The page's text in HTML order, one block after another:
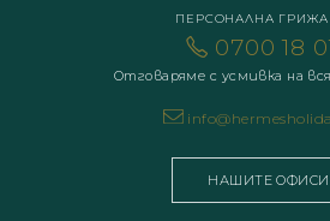
ПЕРСОНАЛНА ГРИЖА
0700 18
Отговаряме с усмивка на
НАШИТЕ ОФИСИ